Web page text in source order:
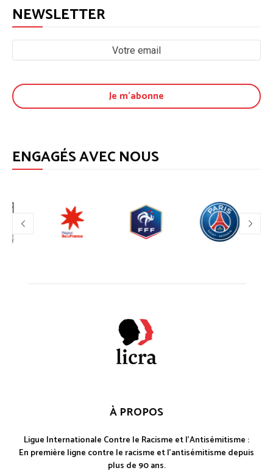
NEWSLETTER
ENGAGÉS AVEC NOUS
À PROPOS
Ligue Internationale Contre le Racisme et l'Antisémitisme :
En première ligne contre le racisme et l'antisémitisme depuis
plus de 90 ans.